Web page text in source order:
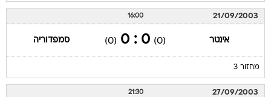
21/09/2003
16:00
אינטר (0)
0 : 0
(0) סמפדוריה
מחזור 3
27/09/2003
21:30